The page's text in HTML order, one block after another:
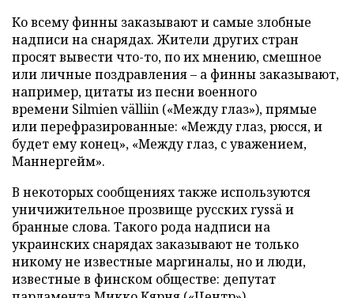
Ко всему финны заказывают и самые злобные
надписи на снарядах. Жители других стран
просят вывести что-то, по их мнению, смешное
или личные поздравления – а финны заказывают,
например, цитаты из песни военного
времени Silmien välliin («Между глаз»), прямые
или перефразированные: «Между глаз, рюсся, и
будет ему конец», «Между глаз, с уважением,
Маннергейм».
В некоторых сообщениях также используются
уничижительное прозвище русских ryssä и
бранные слова. Такого рода надписи на
украинских снарядах заказывают не только
никому не известные маргиналы, но и люди,
известные в финском обществе: депутат